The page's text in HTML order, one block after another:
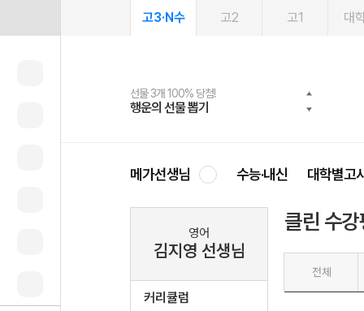
고3·N수 고2 고1 대
선물 3개 100% 당첨!
행운의 선물 뽑기
선물 100% 증정!
메가스터디 X 올리브
2027 러셀 단과
강사 공개선발
스마트러닝앱
설문 EVENT
메가패스
3일 무료 체험권
메가패스 수강생 무료혜택!
메가클럽 멤버십
사회공헌 캠페인
희망이룸 메가나눔
메가선생님 수능·내신 대학별고
영어
김지영 선생님
커리큘럼
클린 수강
전체